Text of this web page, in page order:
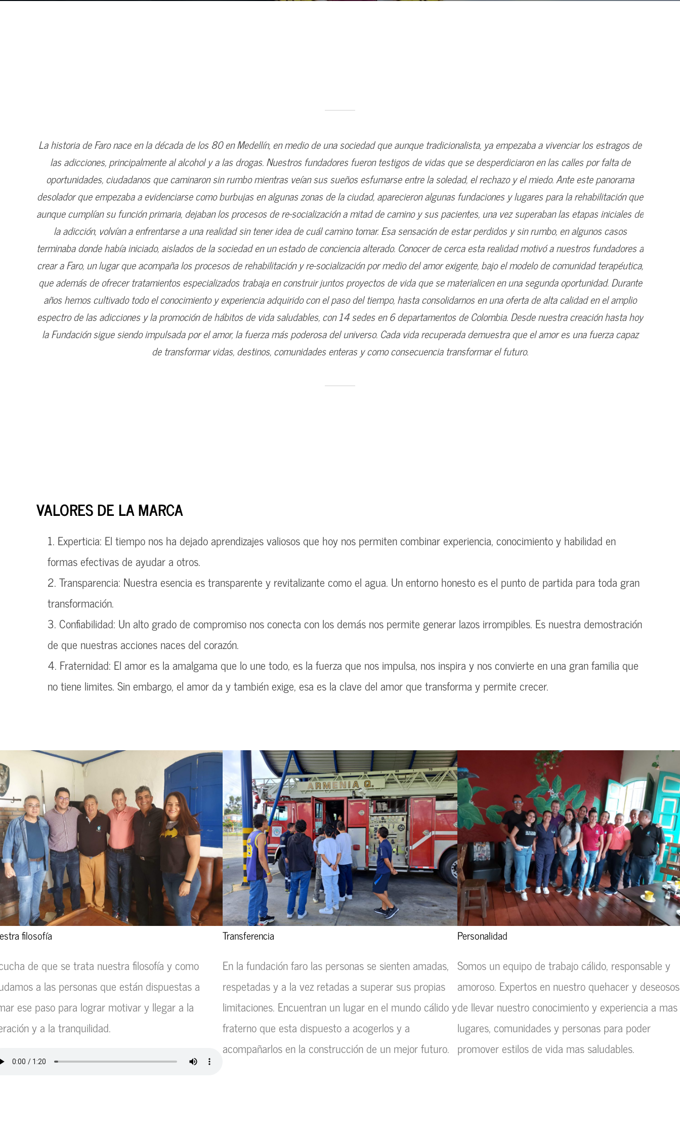
La historia de Faro nace en la década de los 80 en Medellín, en medio de una sociedad que aunque tradicionalista, ya empezaba a vivenciar los estragos de
las adicciones, principalmente al alcohol y a las drogas. Nuestros fundadores fueron testigos de vidas que se desperdiciaron en las calles por falta de
oportunidades, ciudadanos que caminaron sin rumbo mientras veían sus sueños esfumarse entre la soledad, el rechazo y el miedo. Ante este panorama
desolador que empezaba a evidenciarse como burbujas en algunas zonas de la ciudad, aparecieron algunas fundaciones y lugares para la rehabilitación que
aunque cumplían su función primaria, dejaban los procesos de re-socialización a mitad de camino y sus pacientes, una vez superaban las etapas iniciales de
la adicción, volvían a enfrentarse a una realidad sin tener idea de cuál camino tomar. Esa sensación de estar perdidos y sin rumbo, en algunos casos
terminaba donde había iniciado, aislados de la sociedad en un estado de conciencia alterado. Conocer de cerca esta realidad motivó a nuestros fundadores a
crear a Faro, un lugar que acompaña los procesos de rehabilitación y re-socialización por medio del amor exigente, bajo el modelo de comunidad terapéutica,
que además de ofrecer tratamientos especializados trabaja en construir juntos proyectos de vida que se materialicen en una segunda oportunidad. Durante
años hemos cultivado todo el conocimiento y experiencia adquirido con el paso del tiempo, hasta consolidarnos en una oferta de alta calidad en el amplio
espectro de las adicciones y la promoción de hábitos de vida saludables, con 14 sedes en 6 departamentos de Colombia. Desde nuestra creación hasta hoy
la Fundación sigue siendo impulsada por el amor, la fuerza más poderosa del universo. Cada vida recuperada demuestra que el amor es una fuerza capaz
de transformar vidas, destinos, comunidades enteras y como consecuencia transformar el futuro.
VALORES DE LA MARCA
Experticia: El tiempo nos ha dejado aprendizajes valiosos que hoy nos permiten combinar experiencia, conocimiento y habilidad en
formas efectivas de ayudar a otros.
Transparencia: Nuestra esencia es transparente y revitalizante como el agua. Un entorno honesto es el punto de partida para toda gran
transformación.
Confiabilidad: Un alto grado de compromiso nos conecta con los demás nos permite generar lazos irrompibles. Es nuestra demostración
de que nuestras acciones naces del corazón.
Fraternidad: El amor es la amalgama que lo une todo, es la fuerza que nos impulsa, nos inspira y nos convierte en una gran familia que
no tiene limites. Sin embargo, el amor da y también exige, esa es la clave del amor que transforma y permite crecer.
filosofía
de que se trata nuestra filosofía y como
a las personas que están dispuestas a
ese paso para lograr motivar y llegar a la
y a la tranquilidad.
Transferencia
En la fundación faro las personas se sienten amadas,
respetadas y a la vez retadas a superar sus propias
limitaciones. Encuentran un lugar en el mundo cálido y
fraterno que esta dispuesto a acogerlos y a
acompañarlos en la construcción de un mejor futuro.
Personalidad
Somos un equipo de trabajo cálido, responsable y
amoroso. Expertos en nuestro quehacer y deseosos
de llevar nuestro conocimiento y experiencia a mas
lugares, comunidades y personas para poder
promover estilos de vida mas saludables.